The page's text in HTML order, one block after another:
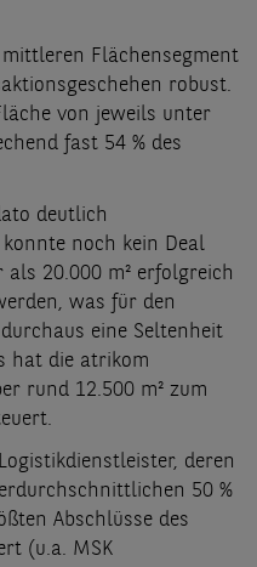
Flächensegment
robust.
von jeweils unter
fast 54 % des
deutlich
noch kein Deal
20.000 m² erfolgreich
was für den
eine Seltenheit
hat die atrikom
rund 12.500 m² zum
deren
50 %
Abschlüsse des
(u.a. MSK